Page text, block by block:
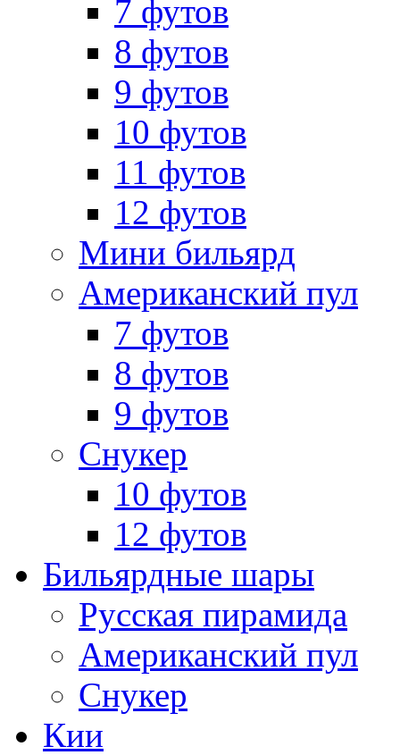
7 футов
8 футов
9 футов
10 футов
11 футов
12 футов
Мини бильярд
Американский пул
7 футов
8 футов
9 футов
Снукер
10 футов
12 футов
Бильярдные шары
Русская пирамида
Американский пул
Снукер
Кии